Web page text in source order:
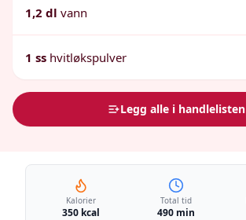
1,2 dl vann
1 ss hvitløkspulver
Legg alle i handlelisten
Kalorier
350 kcal
Total tid
490 min